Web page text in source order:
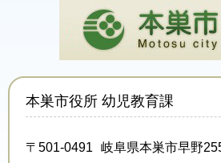
本巣市役所 幼児教育課
501-0491
岐阜県本巣市早野